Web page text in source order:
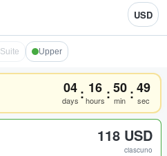
USD
Suite Upper
04
days : 16
hours :50
min :49
sec
118 USD
ciascuno